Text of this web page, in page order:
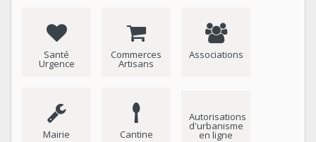
Santé
Urgence
Commerces
Artisans
Associations
Mairie Cantine
Autorisations
d'urbanisme
en ligne